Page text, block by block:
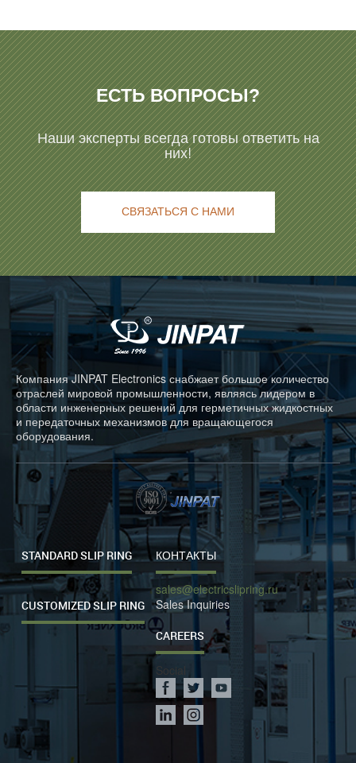
ЕСТЬ ВОПРОСЫ?
Наши эксперты всегда готовы ответить на
них!
СВЯЗАТЬСЯ С НАМИ
Компания JINPAT Electronics снабжает большое количество
отраслей мировой промышленности, являясь лидером в
области инженерных решений для герметичных жидкостных
и передаточных механизмов для вращающегося
оборудования.
STANDARD SLIP RING
CUSTOMIZED SLIP RING
КОНТАКТЫ
sales@electricslipring.ru
Sales Inquiries
CAREERS
Social